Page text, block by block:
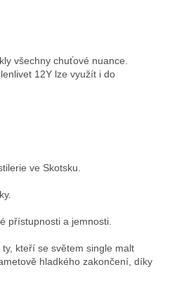
všechny chuťové nuance.
12Y lze využít i do
ve Skotsku.
přístupnosti a jemnosti.
kteří se světem single malt
hladkého zakončení, díky